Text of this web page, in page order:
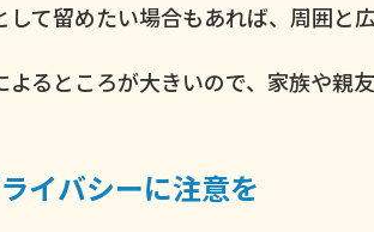
して留めたい場合もあれば、周囲と
よるところが大きいので、家族や親
イバシーに注意を